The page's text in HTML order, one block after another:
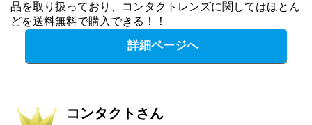
品を取り扱っており、コンタクトレンズに関してはほとん
どを送料無料で購入できる！！
詳細ページへ
コンタクトさん